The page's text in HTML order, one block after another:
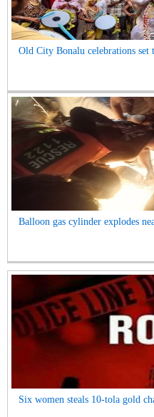
Old City Bonalu celebrations
Balloon gas cylinder explodes
Six women steals 10-tola gold